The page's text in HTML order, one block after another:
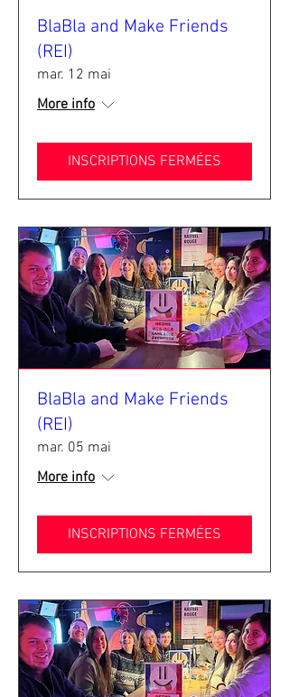
BlaBla and Make Friends
(REI)
mar. 12 mai
More info
INSCRIPTIONS FERMÉES
BlaBla and Make Friends
(REI)
mar. 05 mai
More info
INSCRIPTIONS FERMÉES